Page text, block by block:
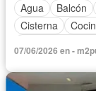
Agua
Balcón
Cisterna
07/06/2026 en -